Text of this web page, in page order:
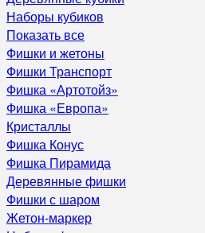
Наборы кубиков
Показать все
Фишки и жетоны
Фишки Транспорт
Фишка «Артотойз»
Фишка «Европа»
Кристаллы
Фишка Конус
Фишка Пирамида
Деревянные фишки
Фишки с шаром
Жетон-маркер